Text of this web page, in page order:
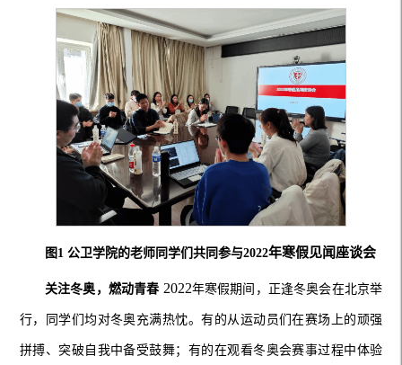
图 1 公卫学院的老师同学们共同参与2022年寒假见闻座谈会
关注冬奥，燃动青春 2022年寒假期间，正逢冬奥会在北京举
行，同学们均对冬奥充满热忱。有的从运动员们在赛场上的顽强
拼搏、突破自我中备受鼓舞；有的在观看冬奥会赛事过程中体验